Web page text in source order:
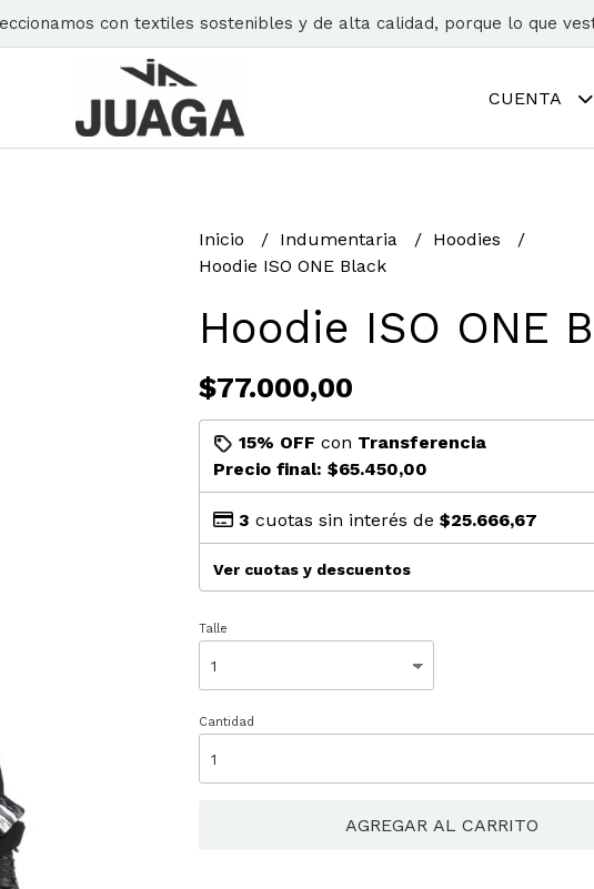
con textiles sostenibles y de alta calidad, porque lo que
CUENTA
Inicio Indumentaria
Hoodies
Hoodie ISO ONE Black
Hoodie ISO ONE
$77.000,00
15% OFF con Transferencia
Precio final: $65.450,00
3 cuotas sin interés de $25.666,67
Ver cuotas y descuentos
Talle
Cantidad
AGREGAR AL CARRITO